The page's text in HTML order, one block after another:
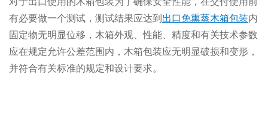
有必要做一个测试，测试结果应达到出口免熏蒸木箱包装内
固定物无明显位移，木箱外观、性能、精度和有关技术参数
应在规定允许公差范围内，木箱包装应无明显破损和变形，
并符合有关标准的规定和设计要求。